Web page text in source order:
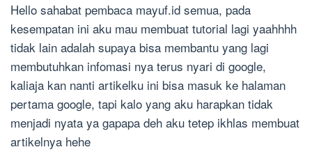
Hello sahabat pembaca mayuf.id semua, pada
kesempatan ini aku mau membuat tutorial lagi yaahhhh
tidak lain adalah supaya bisa membantu yang lagi
membutuhkan infomasi nya terus nyari di google,
kaliaja kan nanti artikelku ini bisa masuk ke halaman
pertama google, tapi kalo yang aku harapkan tidak
menjadi nyata ya gapapa deh aku tetep ikhlas membuat
artikelnya hehe